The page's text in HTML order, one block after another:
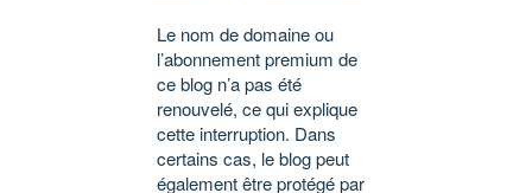
Le nom de domaine ou
l’abonnement premium de
ce blog n’a pas été
renouvelé, ce qui explique
cette interruption. Dans
certains cas, le blog peut
également être protégé par